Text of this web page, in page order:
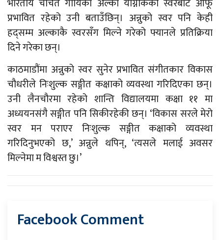
भारतीय चर्चित गायिका अल्का याग्नीकको स्वरबाट आफू
प्रभावित रहेको उनी बताउँछिन्। अन्नुको स्वर पनि केही
हद्सम्म अल्काकै स्वरसँग मिल्ने गरेको फ्यानले प्रतिक्रिया
दिने गरेका छन्।
काठमाडौंमा अन्नुको स्वर सुनेर प्रभावित संगीतकार विकास
चौधरीले निःशुल्क सङ्गीत कक्षाको व्यवस्था गरिदिएका छन्।
उनी लैनचौरमा रहेको शान्ति विद्यालयमा कक्षा ११ मा
अध्ययनसंगै सङ्गीत पनि सिकीरहेकी छन्। ‘विकास सरले मेरो
स्वर मन पराएर निःशुल्क सङ्गीत कक्षाको व्यवस्था
गरिदिनुभएको छ,’ अन्नुले थपिन्, ‘त्यसले मलाई अवसर
मिल्नेमा म विश्वस्त छु।’
Facebook Comment